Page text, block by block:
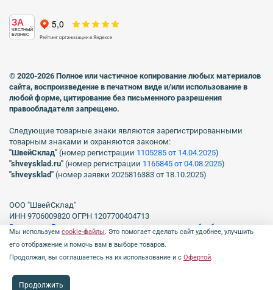
ЗА
ЧЕСТНЫЙ
БИЗНЕС
© 2020-2026 Полное или частичное копирование любых материалов
сайта, воспроизведение в печатном виде и/или использование в
любой форме, цитирование без письменного разрешения
правообладателя запрещено.
Следующие товарные знаки являются зарегистрированными
товарным знаками и охраняются законом:
"ШвейСклад" (номер регистрации 1105285 от 14.04.2025)
"shveуsklad.ru" (номер регистрации 1165845 от 04.08.2025)
"shveysklad" (номер заявки 2025816383 от 18.10.2025)
ООО "ШвейСклад"
ИНН 9706009820 ОГРН 1207700404713
Включен в Реестр операторов, осуществляющих обработку
персональных данных Роскомнадзора рег. № 77-23-150255, Приказ
№231 от 16.06.2023.
Мы используем cookie-файлы. Это помогает сделать сайт удобнее, улучшить
его отображение и помочь вам в выборе товаров.
Продолжая, вы соглашаетесь на их использование и с Офертой.
Продолжить